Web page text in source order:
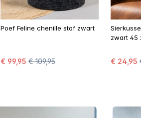
Poef Feline chenille stof zwart
€ 99,95 € 109,95
zwart 45
€ 24,95